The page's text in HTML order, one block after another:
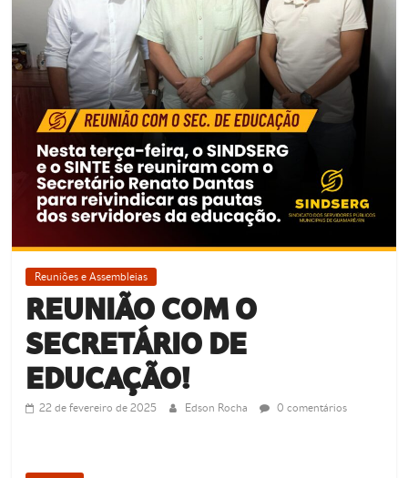
Reuniões e Assembleias
REUNIÃO COM O
SECRETÁRIO DE
EDUCAÇÃO!
22 de fevereiro de 2025 Edson Rocha 0 comentários